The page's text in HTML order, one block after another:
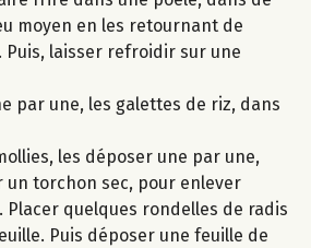
moyen en les retournant de
Puis, laisser refroidir sur une
par une, les galettes de riz, dans
les déposer une par une,
un torchon sec, pour enlever
Placer quelques rondelles de radis
Puis déposer une feuille de